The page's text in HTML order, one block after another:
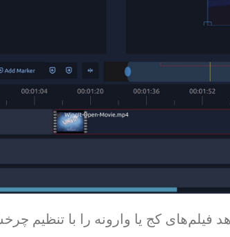
فیلم‌های کج یا وارونه را با تنظیم